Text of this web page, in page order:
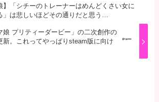
】「シチーのトレーナーはめんどくさい女に
」は悲しいほどその通りだと思う…
娘 プリティーダービー」の二次創作の
新。これってやっぱりsteam版に向け